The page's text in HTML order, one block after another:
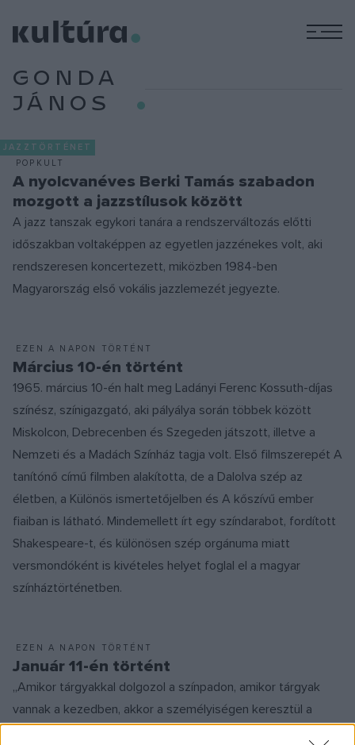
GONDA
JÁNOS
JAZZTÖRTÉNET
POPKULT
A nyolcvanéves Berki Tamás szabadon
mozgott a jazzstílusok között
A jazz tanszak egykori tanára a rendszerváltozás előtti
időszakban voltaképpen az egyetlen jazzénekes volt, aki
rendszeresen koncertezett, miközben 1984-ben
Magyarország első vokális jazzlemezét jegyezte.
EZEN A NAPON TÖRTÉNT
Március 10-én történt
1965. március 10-én halt meg Ladányi Ferenc Kossuth-díjas
színész, színigazgató, aki pályálya során többek között
Miskolcon, Debrecenben és Szegeden játszott, illetve a
Nemzeti és a Madách Színház tagja volt. Első filmszerepét A
tanítónő című filmben alakította, de a Dalolva szép az
életben, a Különös ismertetőjelben és A kőszívű ember
fiaiban is látható. Mindemellett írt egy színdarabot, fordított
Shakespeare-t, és különösen szép orgánuma miatt
versmondóként is kivételes helyet foglal el a magyar
színháztörténetben.
EZEN A NAPON TÖRTÉNT
Január 11-én történt
„Amikor tárgyakkal dolgozol a színpadon, amikor tárgyak
vannak a kezedben, akkor a személyiségen keresztül a